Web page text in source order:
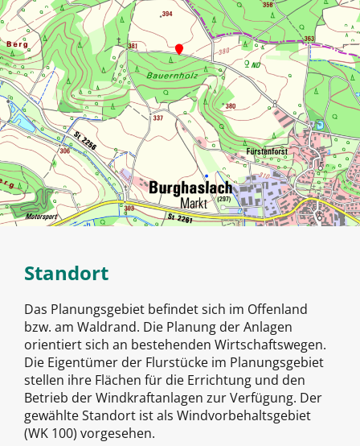
Standort
Das Planungsgebiet befindet sich im Offenland
bzw. am Waldrand. Die Planung der Anlagen
orientiert sich an bestehenden Wirtschaftswegen.
Die Eigentümer der Flurstücke im Planungsgebiet
stellen ihre Flächen für die Errichtung und den
Betrieb der Windkraftanlagen zur Verfügung. Der
gewählte Standort ist als Windvorbehaltsgebiet
(WK 100) vorgesehen.